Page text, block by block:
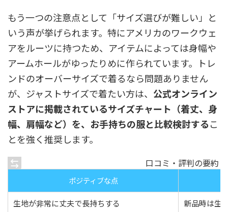
もう一つの注意点として「サイズ選びが難しい」と
いう声が挙げられます。特にアメリカのワークウェ
アをルーツに持つため、アイテムによっては身幅や
アームホールがゆったりめに作られています。トレ
ンドのオーバーサイズで着るなら問題ありません
が、ジャストサイズで着たい方は、 公式オンライン
ストアに掲載されているサイズチャート（着丈、身
幅、肩幅など）を、お手持ちの服と比較検討するこ
とを強く推奨します。
口コミ・評判の要約
ポジティブな点
生地が非常に丈夫で長持ちする 新品時は生